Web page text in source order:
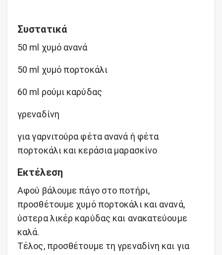
Συστατικά
50 ml χυμό ανανά
50 ml χυμό πορτοκάλι
60 ml ρούμι καρύδας
γρεναδίνη
για γαρνιτούρα φέτα ανανά ή φέτα
πορτοκάλι και κεράσια μαρασκίνο
Εκτέλεση
Αφού βάλουμε πάγο στο ποτήρι,
προσθέτουμε χυμό πορτοκάλι και ανανά,
ύστερα λικέρ καρύδας και ανακατεύουμε
καλά.
Τέλος, προσθέτουμε τη γρεναδίνη και για